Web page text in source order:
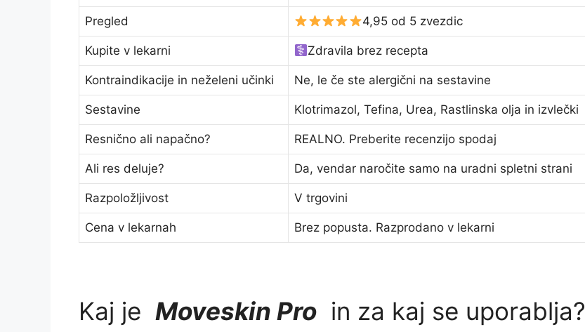
Pregled 4,95 od 5 zvezdic
Kupite v lekarni Zdravila brez recepta
Kontraindikacije in neželeni učinki Ne, le če ste alergični na sestavine
Sestavine Klotrimazol, Tefina, Urea, Rastlinska olja in izvlečki
Resnično ali napačno? REALNO. Preberite recenzijo spodaj
Ali res deluje? Da, vendar naročite samo na uradni spletni strani
Razpoložljivost V trgovini
Cena v lekarnah Brez popusta. Razprodano v lekarni
Kaj je Moveskin Pro in za kaj se uporablja?